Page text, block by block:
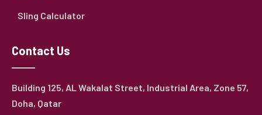
Sling Calculator
Contact Us
Building 125, AL Wakalat Street, Industrial Area, Zone 57,
Doha, Qatar